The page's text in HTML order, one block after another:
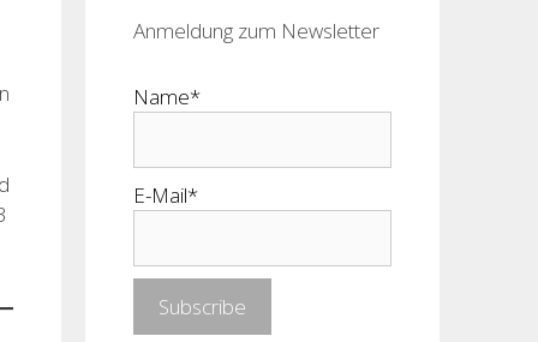
Anmeldung zum Newsletter
Name*
E-Mail*